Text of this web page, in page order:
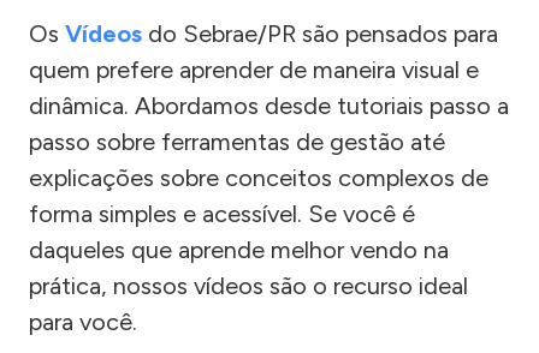
Os Vídeos do Sebrae/PR são pensados para
quem prefere aprender de maneira visual e
dinâmica. Abordamos desde tutoriais passo a
passo sobre ferramentas de gestão até
explicações sobre conceitos complexos de
forma simples e acessível. Se você é
daqueles que aprende melhor vendo na
prática, nossos vídeos são o recurso ideal
para você.